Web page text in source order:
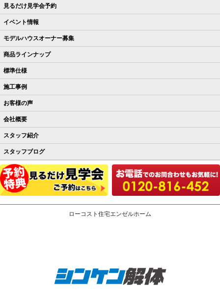
見るだけ見学会予約
イベント情報
モデルハウスオーナー募集
商品ラインナップ
標準仕様
施工事例
お客様の声
会社概要
スタッフ紹介
スタッフブログ
ローコスト住宅エンゼルホーム